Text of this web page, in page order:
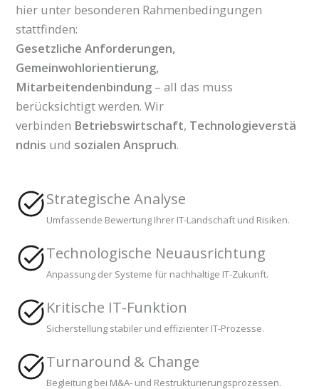
hier unter besonderen Rahmenbedingungen
stattfinden:
Gesetzliche Anforderungen,
Gemeinwohlorientierung,
Mitarbeitendenbindung – all das muss
berücksichtigt werden. Wir
verbinden Betriebswirtschaft, Technologieverstä
ndnis und sozialen Anspruch.
Strategische Analyse
Umfassende Bewertung Ihrer IT-Landschaft und Risiken.
Technologische Neuausrichtung
Anpassung der Systeme für nachhaltige IT-Zukunft.
Kritische IT-Funktion
Sicherstellung stabiler und effizienter IT-Prozesse.
Turnaround & Change
Begleitung bei M&A- und Restrukturierungsprozessen.